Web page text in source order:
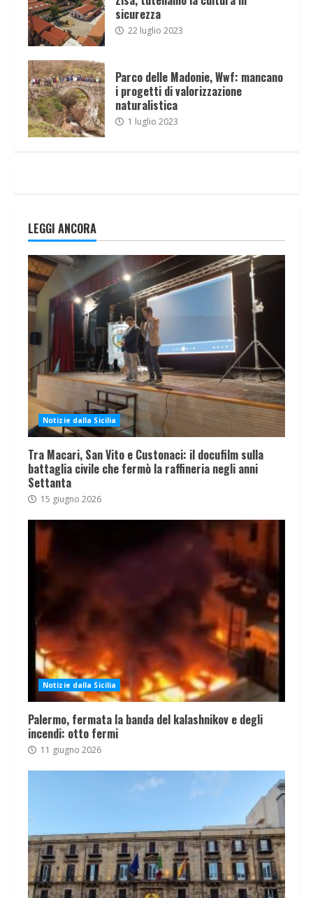
sicurezza
22 luglio 2023
Parco delle Madonie, Wwf: mancano
i progetti di valorizzazione
naturalistica
1 luglio 2023
LEGGI ANCORA
Notizie dalla Sicilia
Tra Macari, San Vito e Custonaci: il docufilm sulla
battaglia civile che fermò la raffineria negli anni
Settanta
15 giugno 2026
Notizie dalla Sicilia
Palermo, fermata la banda del kalashnikov e degli
incendi: otto fermi
11 giugno 2026